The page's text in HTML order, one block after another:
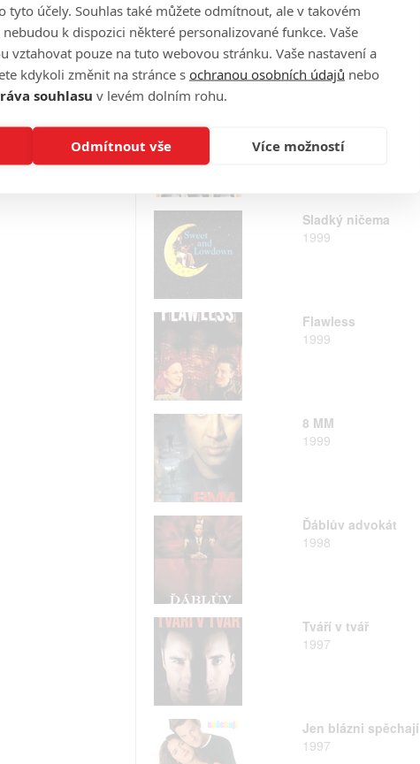
61*
2001
Sladký ničema
1999
Flawless
1999
8 MM
1999
Ďáblův advokát
1998
Tváří v tvář
1997
Jen blázni spěchají
1997
tyto účely. Souhlas také můžete odmítnout, ale v takovém
k dispozici některé personalizované funkce. Vaše
vztahovat pouze na tuto webovou stránku. Vaše nastavení a
kdykoli změnit na stránce sochranou osobních údajů nebo
souhlasu v levém dolním rohu.
Odmítnout vše Více možností